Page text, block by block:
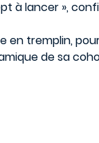
à lancer »,
tremplin,
de sa